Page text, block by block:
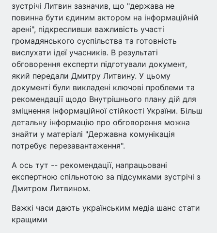
зустрічі Литвин зазначив, що "держава не
повинна бути єдиним актором на інформаційній
арені", підкресливши важливість участі
громадянського суспільства та готовність
вислухати ідеї учасників. В результаті
обговорення експерти підготували документ,
який передали Дмитру Литвину. У цьому
документі були викладені ключові проблеми та
рекомендації щодо Внутрішнього плану дій для
зміцнення інформаційної стійкості України. Більш
детальну інформацію про обговорення можна
знайти у матеріалі "Державна комунікація
потребує перезавантаження".
А ось тут -- рекомендації, напрацьовані
експертною спільнотою за підсумками зустрічі з
Дмитром Литвином.
Важкі часи дають українським медіа шанс стати
кращими